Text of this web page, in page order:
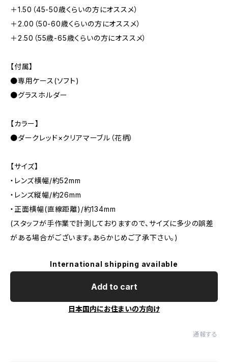
＋1.50（45-50歳くらいの方にオススメ）
＋2.00（50-60歳くらいの方にオススメ）
＋2.50（55歳-65歳くらいの方にオススメ）
【付属】
●専用ケース(ソフト)
●グラスホルダー
【カラー】
●ダークレッド×クリアマーブル（花柄）
【サイズ】
・レンズ横幅/約52mm
・レンズ縦幅/約26mm
・正面横幅(直線距離)/約134mm
(スタッフが手作業で計測しておりますので、サイズに多少の誤差
がある場合がございます。あらかじめご了承下さい。)
International shipping available
Add to cart
日本国内にお住まいの方向け
通報する